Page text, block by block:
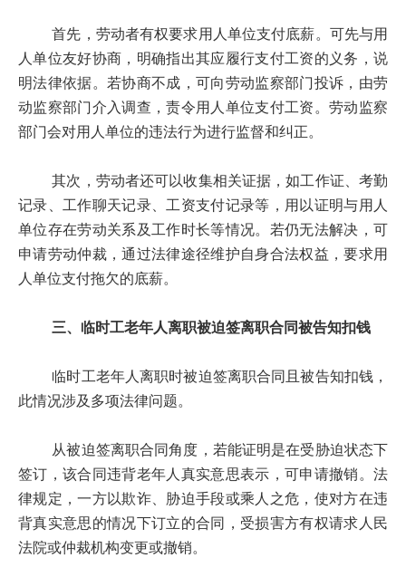
首先，劳动者有权要求用人单位支付底薪。可先与用
人单位友好协商，明确指出其应履行支付工资的义务，说
明法律依据。若协商不成，可向劳动监察部门投诉，由劳
动监察部门介入调查，责令用人单位支付工资。劳动监察
部门会对用人单位的违法行为进行监督和纠正。
其次，劳动者还可以收集相关证据，如工作证、考勤
记录、工作聊天记录、工资支付记录等，用以证明与用人
单位存在劳动关系及工作时长等情况。若仍无法解决，可
申请劳动仲裁，通过法律途径维护自身合法权益，要求用
人单位支付拖欠的底薪。
三、临时工老年人离职被迫签离职合同被告知扣钱
临时工老年人离职时被迫签离职合同且被告知扣钱，
此情况涉及多项法律问题。
从被迫签离职合同角度，若能证明是在受胁迫状态下
签订，该合同违背老年人真实意思表示，可申请撤销。法
律规定，一方以欺诈、胁迫手段或乘人之危，使对方在违
背真实意思的情况下订立的合同，受损害方有权请求人民
法院或仲裁机构变更或撤销。